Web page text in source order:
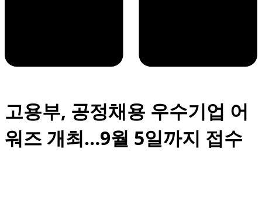
고용부, 공정채용 우수기업 어
워즈 개최…9월 5일까지 접수